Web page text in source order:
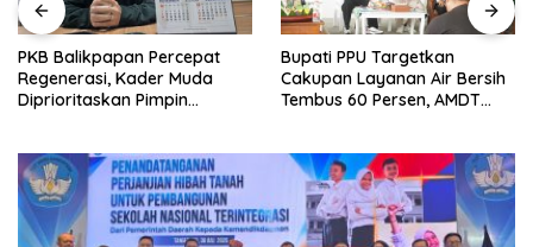
PKB Balikpapan Percepat
Regenerasi, Kader Muda
Diprioritaskan Pimpin
Bupati PPU Targetkan
Cakupan Layanan Air Bersih
Tembus 60 Persen, AMDT